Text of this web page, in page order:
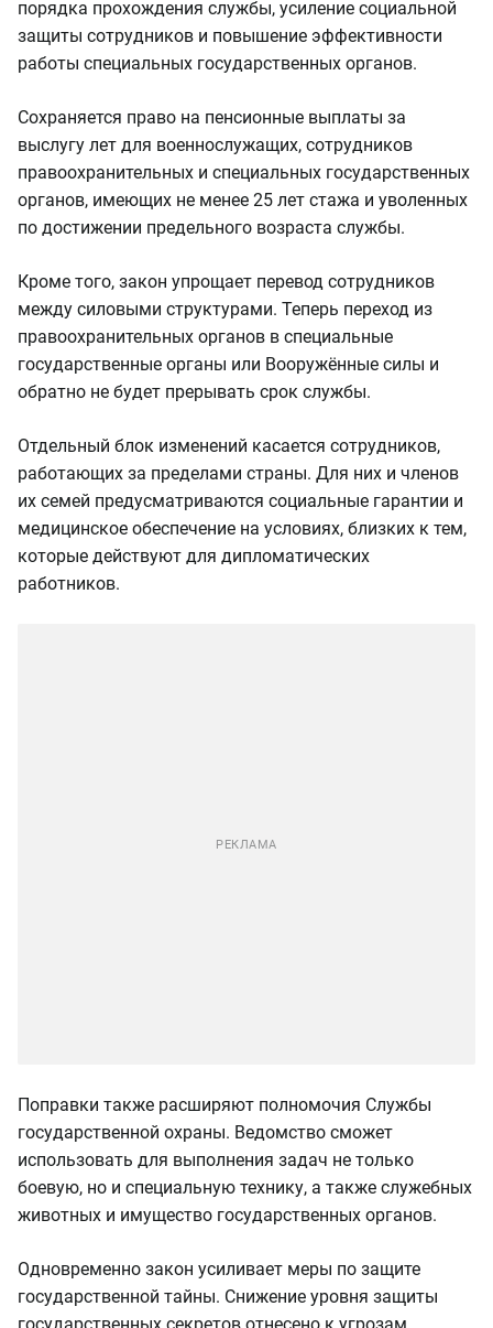
порядка прохождения службы, усиление социальной
защиты сотрудников и повышение эффективности
работы специальных государственных органов.
Сохраняется право на пенсионные выплаты за
выслугу лет для военнослужащих, сотрудников
правоохранительных и специальных государственных
органов, имеющих не менее 25 лет стажа и уволенных
по достижении предельного возраста службы.
Кроме того, закон упрощает перевод сотрудников
между силовыми структурами. Теперь переход из
правоохранительных органов в специальные
государственные органы или Вооружённые силы и
обратно не будет прерывать срок службы.
Отдельный блок изменений касается сотрудников,
работающих за пределами страны. Для них и членов
их семей предусматриваются социальные гарантии и
медицинское обеспечение на условиях, близких к тем,
которые действуют для дипломатических
работников.
Поправки также расширяют полномочия Службы
государственной охраны. Ведомство сможет
использовать для выполнения задач не только
боевую, но и специальную технику, а также служебных
животных и имущество государственных органов.
Одновременно закон усиливает меры по защите
государственной тайны. Снижение уровня защиты